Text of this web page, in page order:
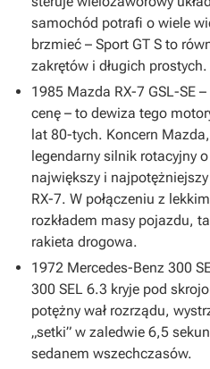
samochód potrafi o wiele
brzmieć – Sport GT S to
zakrętów i długich prostych.
1985 Mazda RX-7 GSL-SE
cenę – to dewiza tego
lat 80-tych. Koncern
legendarny silnik rotacyjny
największy i
RX-7. W połączeniu z
rozkładem masy pojazdu,
rakieta drogowa.
1972 Mercedes-Benz 300
300 SEL 6.3 kryje pod
potężny wał rozrządu,
„setki” w zaledwie 6,5
sedanem wszechczasów.